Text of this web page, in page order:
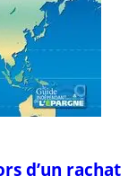
d’un rachat